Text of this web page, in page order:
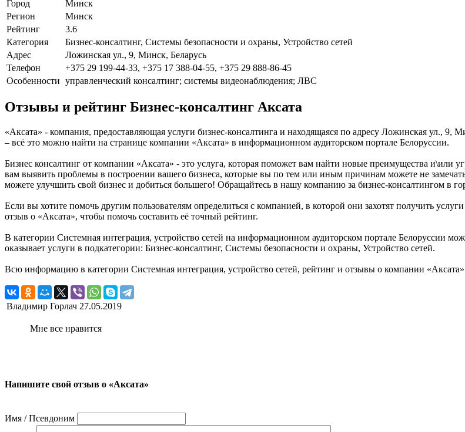
Город
Минск
Регион
Минск
Рейтинг
3.6
Категория
Бизнес-консалтинг, Системы безопасности и охраны, Устройство сетей
Адрес
Ложинская ул., 9, Минск, Беларусь
Телефон
+375 29 199-44-33, +375 17 388-04-55, +375 29 888-86-45
Особенности управленческий консалтинг; системы видеонаблюдения; ЛВС
Отзывы и рейтинг Бизнес-консалтинг Аксата
«Аксата» - компания, предоставляющая услуги бизнес-консалтинга и находящаяся по адресу Ложинская ул.,
– всё это можно найти на странице компании «Аксата» в информационном аудиторском портале Белоруссии.
Бизнес консалтинг от компании «Аксата» - это услуга, которая поможет вам найти новые преимущества и\или
вам выявить проблемы в построении вашего бизнеса, которые вы по тем или иным причинам можете не
можете улучшить свой бизнес и добиться большего! Обращайтесь в нашу компанию за бизнес-консалтингом в
Если вы хотите помочь другим пользователям определиться с компанией, в которой они захотят получить
отзыв о «Аксата», чтобы помочь составить её точный рейтинг.
В категории Системная интеграция, устройство сетей на информационном аудиторском портале Белоруссии
оказывает услуги в подкатегории: Бизнес-консалтинг, Системы безопасности и охраны, Устройство сетей.
Всю информацию в категории Системная интеграция, устройство сетей, рейтинг и отзывы о компании
Владимир Горлач 27.05.2019
Мне все нравится
Напишите свой отзыв о «Аксата»
Имя / Псевдоним